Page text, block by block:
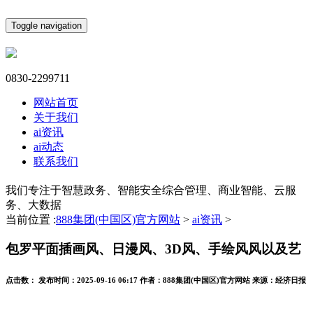
Toggle navigation
0830-2299711
网站首页
关于我们
ai资讯
ai动态
联系我们
我们专注于智慧政务、智能安全综合管理、商业智能、云服
务、大数据
当前位置 :888集团(中国区)官方网站 > ai资讯 >
包罗平面插画风、日漫风、3D风、手绘风风以及艺
点击数： 发布时间： 2025-09-16 06:17 作者： 888集团(中国区)官方网站 来源： 经济日报